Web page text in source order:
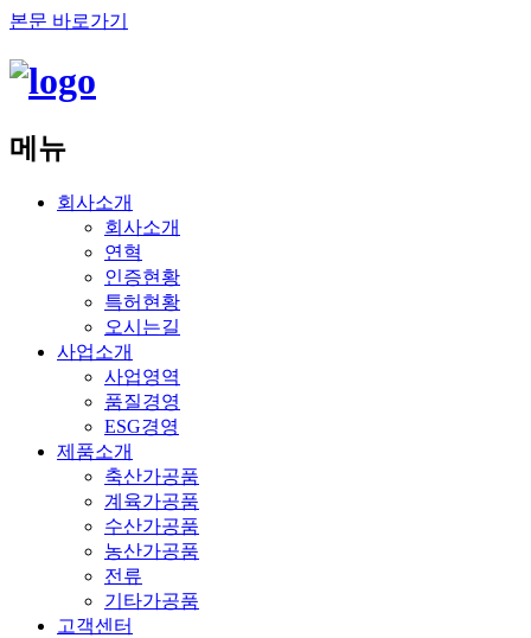
본문 바로가기
메뉴
회사소개
회사소개
연혁
인증현황
특허현황
오시는길
사업소개
사업영역
품질경영
ESG경영
제품소개
축산가공품
계육가공품
수산가공품
농산가공품
전류
기타가공품
고객센터